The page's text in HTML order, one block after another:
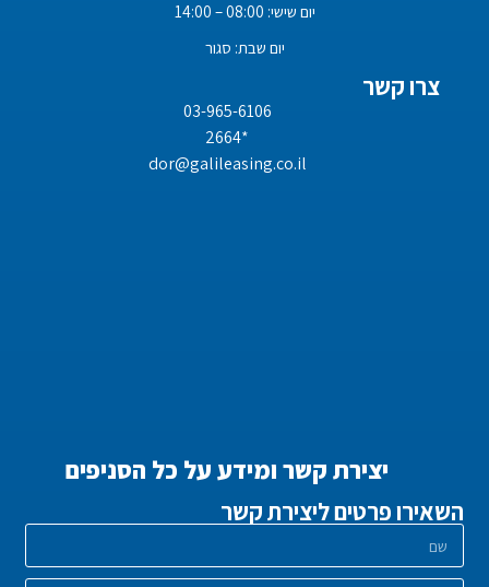
יום שישי: 08:00 – 14:00
יום שבת: סגור
צרו קשר
03-965-6106
*2664
dor@galileasing.co.il
יצירת קשר ומידע על כל הסניפים
השאירו פרטים ליצירת קשר